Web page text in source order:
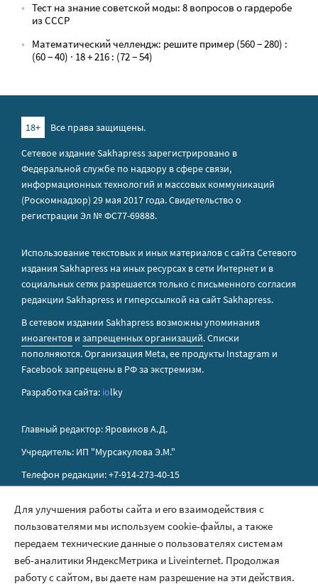
Тест на знание советской моды: 8 вопросов о гардеробе
из СССР
Математический челлендж: решите пример (560 − 280) :
(60 − 40) · 18 + 216 : (72 − 54)
18+
Все права защищены.
Сетевое издание Sakhapress зарегистрировано в
Федеральной службе по надзору в сфере связи,
информационных технологий и массовых коммуникаций
(Роскомнадзор) 29 мая 2017 года. Свидетельство о
регистрации Эл № ФС77-69888.
Использование текстовых и иных материалов с сайта Сетевого
издания Sakhapress на иных ресурсах в сети Интернет и в
социальных сетях разрешается только с письменного согласия
редакции Sakhapress и гиперссылкой на сайт Sakhapress.
В сетевом издании Sakhapress возможны упоминания
иноагентов и запрещенных организаций. Списки
пополняются. Организация Metа, ее продукты Instagram и
Facebook запрещены в РФ за экстремизм.
Разработка сайта: iolky
Главный редактор: Яровиков А.Д.
Учредитель: ИП "Мурсакулова Э.М."
Телефон редакции: +7-914-273-40-15
Правила сайта
Политика обработки персональных данных
Размещение рекламы
Для улучшения работы сайта и его взаимодействия с
пользователями мы используем cookie-файлы, а также
передаем технические данные о пользователях системам
веб-аналитики ЯндексМетрика и Liveinternet. Продолжая
работу с сайтом, вы даете нам разрешение на эти действия.